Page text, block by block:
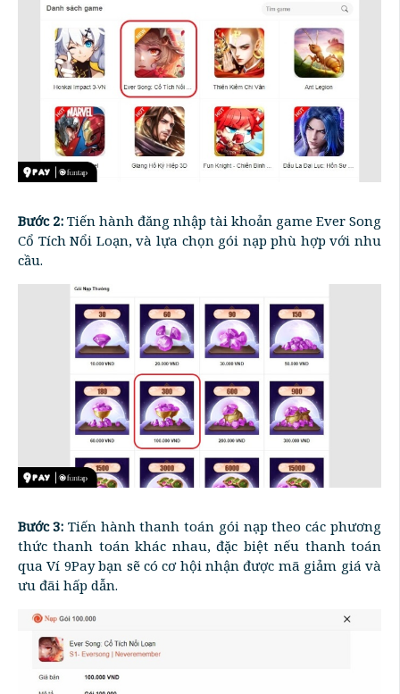
Bước 2: Tiến hành đăng nhập tài khoản game Ever Song
Cổ Tích Nổi Loạn, và lựa chọn gói nạp phù hợp với nhu
cầu.
Bước 3: Tiến hành thanh toán gói nạp theo các phương
thức thanh toán khác nhau, đặc biệt nếu thanh toán
qua Ví 9Pay bạn sẽ có cơ hội nhận được mã giảm giá và
ưu đãi hấp dẫn.